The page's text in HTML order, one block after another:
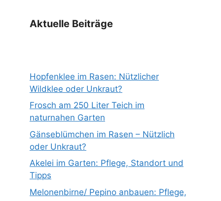
Aktuelle Beiträge
Hopfenklee im Rasen: Nützlicher
Wildklee oder Unkraut?
Frosch am 250 Liter Teich im
naturnahen Garten
Gänseblümchen im Rasen – Nützlich
oder Unkraut?
Akelei im Garten: Pflege, Standort und
Tipps
Melonenbirne/ Pepino anbauen: Pflege,